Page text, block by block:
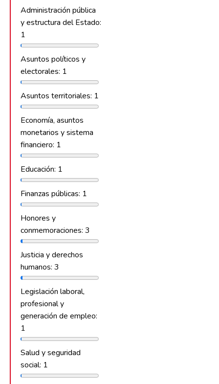
Administración pública
y estructura del Estado:
1
Asuntos políticos y
electorales: 1
Asuntos territoriales: 1
Economía, asuntos
monetarios y sistema
financiero: 1
Educación: 1
Finanzas públicas: 1
Honores y
conmemoraciones: 3
Justicia y derechos
humanos: 3
Legislación laboral,
profesional y
generación de empleo:
1
Salud y seguridad
social: 1